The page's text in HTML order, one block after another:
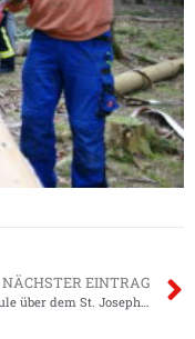
NÄCHSTER EINTRAG